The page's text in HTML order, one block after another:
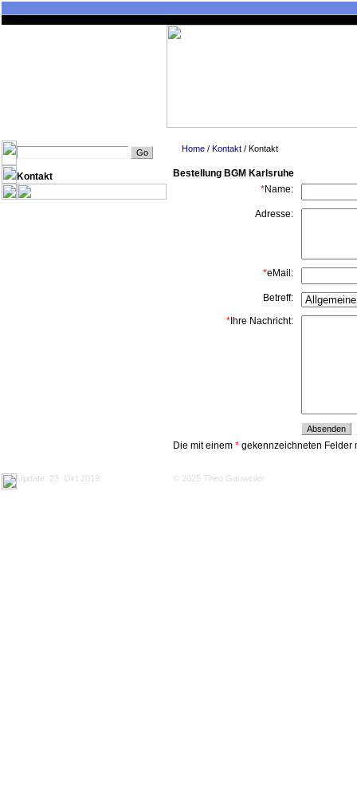
Home / Kontakt / Kontakt
Kontakt
Bestellung BGM Karlsruhe
*Name:
Adresse:
*eMail:
Betreff:
* Ihre Nachricht:
Die mit einem * gekennzeichneten Felder
Update: 23. Okt 2019 © 2025 Theo Gauweiler